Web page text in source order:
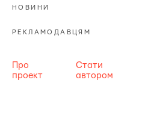
НОВИНИ
РЕКЛАМОДАВЦЯМ
Про
проект
Стати
автором